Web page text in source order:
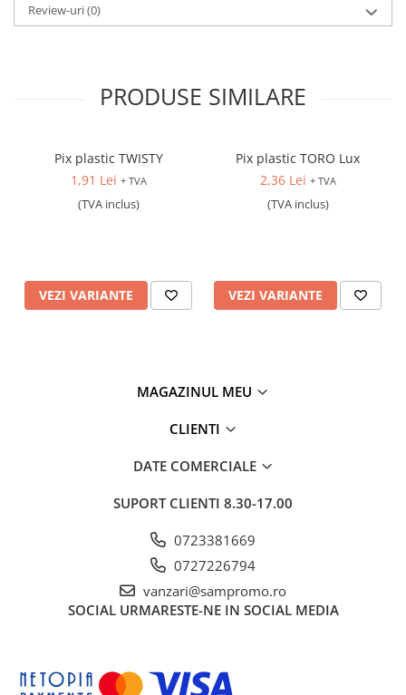
Review-uri(0)
PRODUSE SIMILARE
Pix plastic TWISTY
1,91 Lei + TVA
(TVA inclus)
VEZI VARIANTE
Pix plastic TORO Lux
2,36 Lei + TVA
(TVA inclus)
VEZI VARIANTE
MAGAZINUL MEU
CLIENTI
DATE COMERCIALE
SUPORT CLIENTI 8.30-17.00
0723381669
0727226794
vanzari@sampromo.ro
SOCIAL URMARESTE-NE IN SOCIAL MEDIA